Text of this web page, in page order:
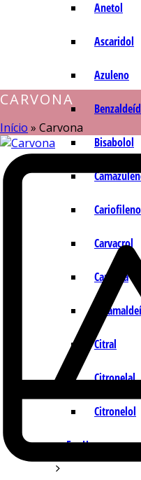
Anetol
Ascaridol
Azuleno
Bisabolol
Cariofileno
Carvacrol
Carvona
Citral
Citronelal
Citronelol
E – H
CARVONA
Início » Carvona